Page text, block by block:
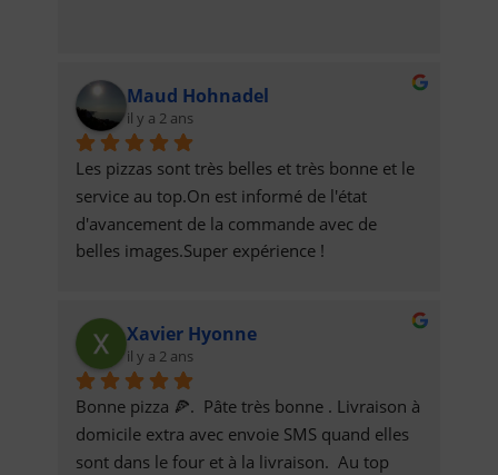
Maud Hohnadel
il y a 2 ans
Les pizzas sont très belles et très bonne et le
service au top.On est informé de l'état
d'avancement de la commande avec de
belles images.Super expérience !
Xavier Hyonne
il y a 2 ans
Bonne pizza 🍕.  Pâte très bonne . Livraison à
domicile extra avec envoie SMS quand elles
sont dans le four et à la livraison.  Au top